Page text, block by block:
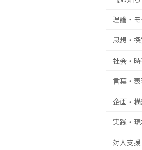
理論・
思想・
社会・
言葉・
企画・構
実践・
対人支援